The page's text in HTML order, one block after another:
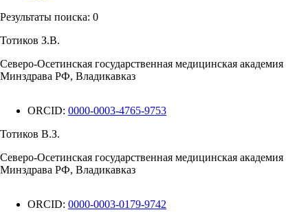
Результаты поиска: 0
Тотиков З.В.
Северо-Осетинская государственная медицинская академия
Минздрава РФ, Владикавказ
ORCID: 0000-0003-4765-9753
Тотиков В.З.
Северо-Осетинская государственная медицинская академия
Минздрава РФ, Владикавказ
ORCID: 0000-0003-0179-9742